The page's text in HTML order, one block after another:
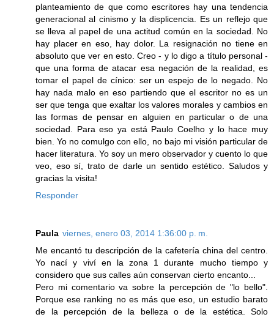
planteamiento de que como escritores hay una tendencia
generacional al cinismo y la displicencia. Es un reflejo que
se lleva al papel de una actitud común en la sociedad. No
hay placer en eso, hay dolor. La resignación no tiene en
absoluto que ver en esto. Creo - y lo digo a título personal -
que una forma de atacar esa negación de la realidad, es
tomar el papel de cínico: ser un espejo de lo negado. No
hay nada malo en eso partiendo que el escritor no es un
ser que tenga que exaltar los valores morales y cambios en
las formas de pensar en alguien en particular o de una
sociedad. Para eso ya está Paulo Coelho y lo hace muy
bien. Yo no comulgo con ello, no bajo mi visión particular de
hacer literatura. Yo soy un mero observador y cuento lo que
veo, eso sí, trato de darle un sentido estético. Saludos y
gracias la visita!
Responder
Paula viernes, enero 03, 2014 1:36:00 p. m.
Me encantó tu descripción de la cafetería china del centro.
Yo nací y viví en la zona 1 durante mucho tiempo y
considero que sus calles aún conservan cierto encanto...
Pero mi comentario va sobre la percepción de "lo bello".
Porque ese ranking no es más que eso, un estudio barato
de la percepción de la belleza o de la estética. Solo